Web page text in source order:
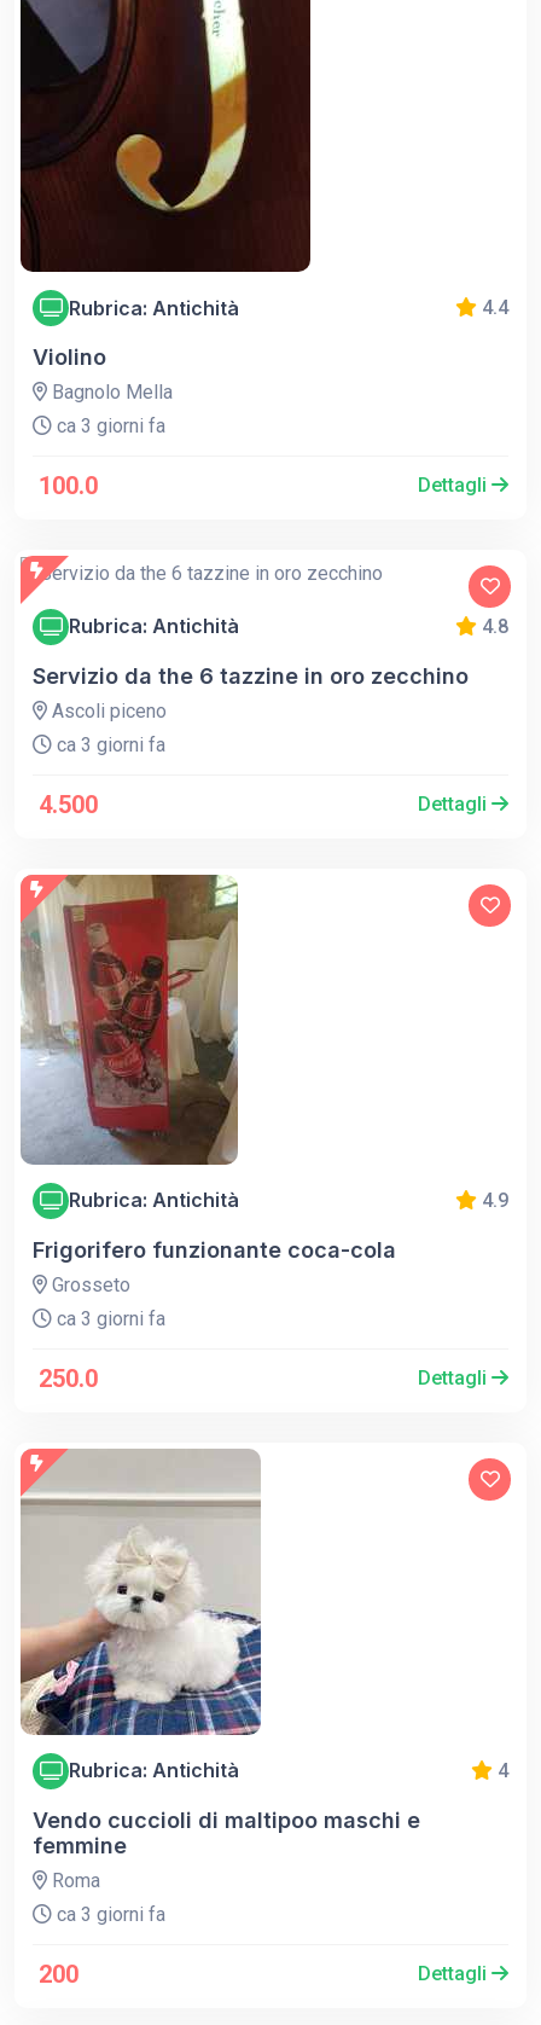
Rubrica: Antichità 4.4
Violino
Bagnolo Mella
ca 3 giorni fa
100.0 Dettagli
Rubrica: Antichità 4.8
Servizio da the 6 tazzine in oro zecchino
Ascoli piceno
ca 3 giorni fa
4.500 Dettagli
Rubrica: Antichità 4.9
Frigorifero funzionante coca-cola
Grosseto
ca 3 giorni fa
250.0 Dettagli
Rubrica: Antichità 4
Vendo cuccioli di maltipoo maschi e
femmine
Roma
ca 3 giorni fa
200 Dettagli